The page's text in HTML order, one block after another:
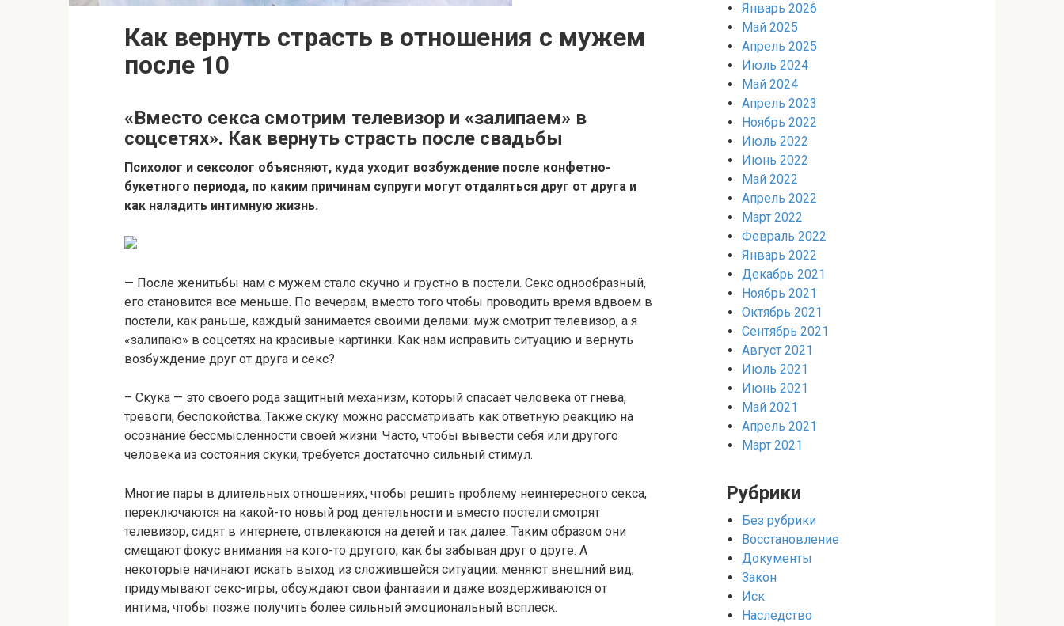
Как вернуть страсть в отношения с мужем
после 10
«Вместо секса смотрим телевизор и «залипаем» в
соцсетях». Как вернуть страсть после свадьбы
Психолог и сексолог объясняют, куда уходит возбуждение после конфетно-
букетного периода, по каким причинам супруги могут отдаляться друг от друга и
как наладить интимную жизнь.
— После женитьбы нам с мужем стало скучно и грустно в постели. Секс однообразный,
его становится все меньше. По вечерам, вместо того чтобы проводить время вдвоем в
постели, как раньше, каждый занимается своими делами: муж смотрит телевизор, а я
«залипаю» в соцсетях на красивые картинки. Как нам исправить ситуацию и вернуть
возбуждение друг от друга и секс?
– Скука — это своего рода защитный механизм, который спасает человека от гнева,
тревоги, беспокойства. Также скуку можно рассматривать как ответную реакцию на
осознание бессмысленности своей жизни. Часто, чтобы вывести себя или другого
человека из состояния скуки, требуется достаточно сильный стимул.
Многие пары в длительных отношениях, чтобы решить проблему неинтересного секса,
переключаются на какой-то новый род деятельности и вместо постели смотрят
телевизор, сидят в интернете, отвлекаются на детей и так далее. Таким образом они
смещают фокус внимания на кого-то другого, как бы забывая друг о друге. А
некоторые начинают искать выход из сложившейся ситуации: меняют внешний вид,
придумывают секс-игры, обсуждают свои фантазии и даже воздерживаются от
интима, чтобы позже получить более сильный эмоциональный всплеск.
Январь 2026
Май 2025
Апрель 2025
Июль 2024
Май 2024
Апрель 2023
Ноябрь 2022
Июль 2022
Июнь 2022
Май 2022
Апрель 2022
Март 2022
Февраль 2022
Январь 2022
Декабрь 2021
Ноябрь 2021
Октябрь 2021
Сентябрь 2021
Август 2021
Июль 2021
Июнь 2021
Май 2021
Апрель 2021
Март 2021
Рубрики
Без рубрики
Восстановление
Документы
Закон
Иск
Наследство